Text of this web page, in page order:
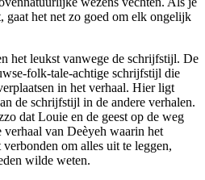
gaat het net zo goed om elk ongelijk
het leukst vanwege de schrijfstijl. De
folk-tale-achtige schrijfstijl die
in het verhaal. Hier ligt
de schrijfstijl in de andere verhalen.
dat Louie en de geest op de weg
van Deèyeh waarin het
om alles uit te leggen,
wilde weten.